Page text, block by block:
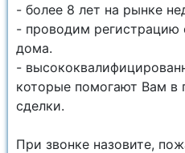
- более 8 лет на рынке
- проводим регистрацию
дома.
-
которые помогают Вам в
сделки.
При звонке назовите,